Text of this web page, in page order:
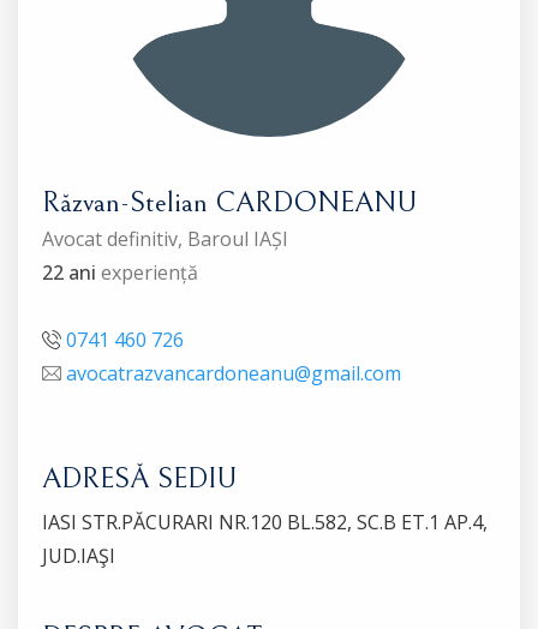
Răzvan-Stelian CARDONEANU
Avocat definitiv, Baroul IAȘI
22 ani experiență
0741 460 726
avocatrazvancardoneanu@gmail.com
ADRESĂ SEDIU
IASI STR.PĂCURARI NR.120 BL.582, SC.B ET.1 AP.4,
JUD.IAŞI